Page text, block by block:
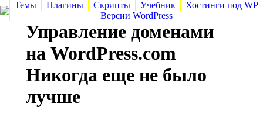
Темы Плагины Скрипты Учебник
Хостинги под WP
Версии WordPress
Управление доменами
на WordPress.com
Никогда еще не было
лучше